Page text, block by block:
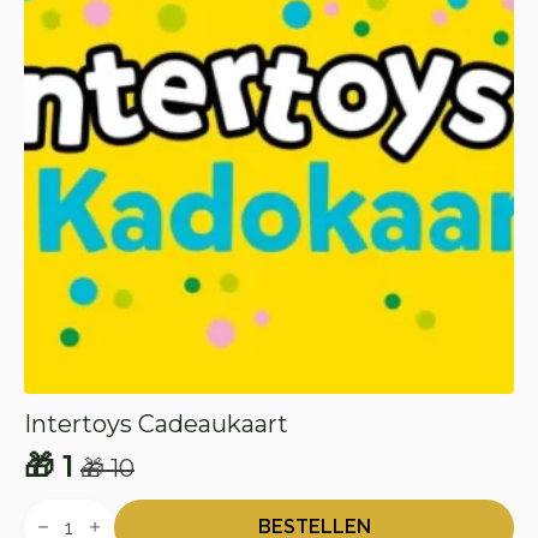
Intertoys Cadeaukaart
🎁10
Oorspronkelijke
prijs
🎁 1
Huidige
prijs
Cadeaukaart
BESTELLEN